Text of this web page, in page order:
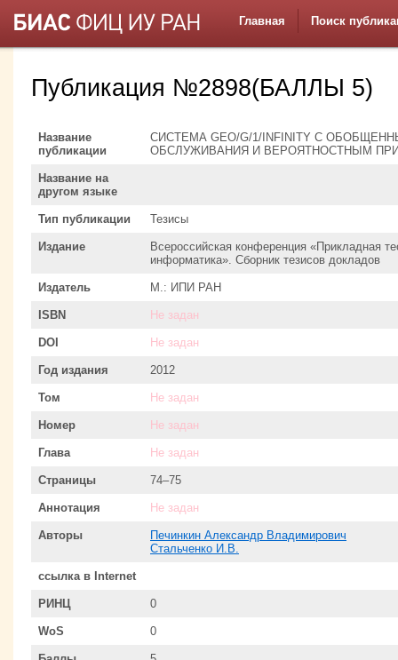
Главная Поиск
Публикация №2898(БАЛЛЫ 5)
Название
публикации
СИСТЕМА GEO/G/1/INFINITY С
ОБСЛУЖИВАНИЯ И ВЕРОЯТНОСТНЫМ
Название на
другом языке
Тип публикации Тезисы
Издание
Всероссийская конференция «Прикладная
информатика». Сборник тезисов докладов
Издатель М.: ИПИ РАН
ISBN Не задан
DOI Не задан
Год издания 2012
Том Не задан
Номер Не задан
Глава Не задан
Страницы 74–75
Аннотация Не задан
Авторы
Печинкин Александр Владимирович
Стальченко И.В.
ссылка в Internet
РИНЦ 0
WoS 0